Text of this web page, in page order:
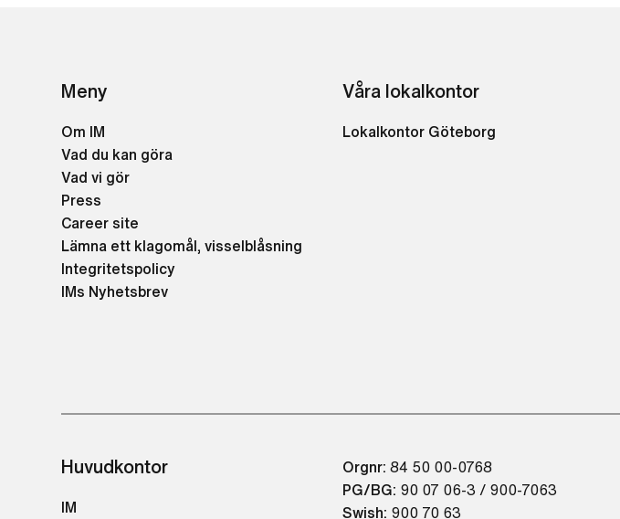
Meny
Om IM
Vad du kan göra
Vad vi gör
Press
Career site
Lämna ett klagomål, visselblåsning
Integritetspolicy
IMs Nyhetsbrev
Våra lokalkontor
Lokalkontor Göteborg
Huvudkontor
IM
Orgnr: 84 50 00-0768
PG/BG: 90 07 06-3 / 900-7063
Swish: 900 70 63